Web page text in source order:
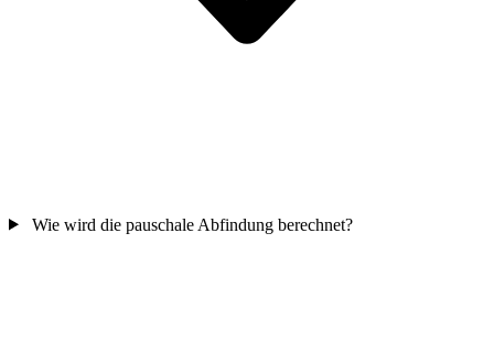
Wie wird die pauschale Abfindung berechnet?